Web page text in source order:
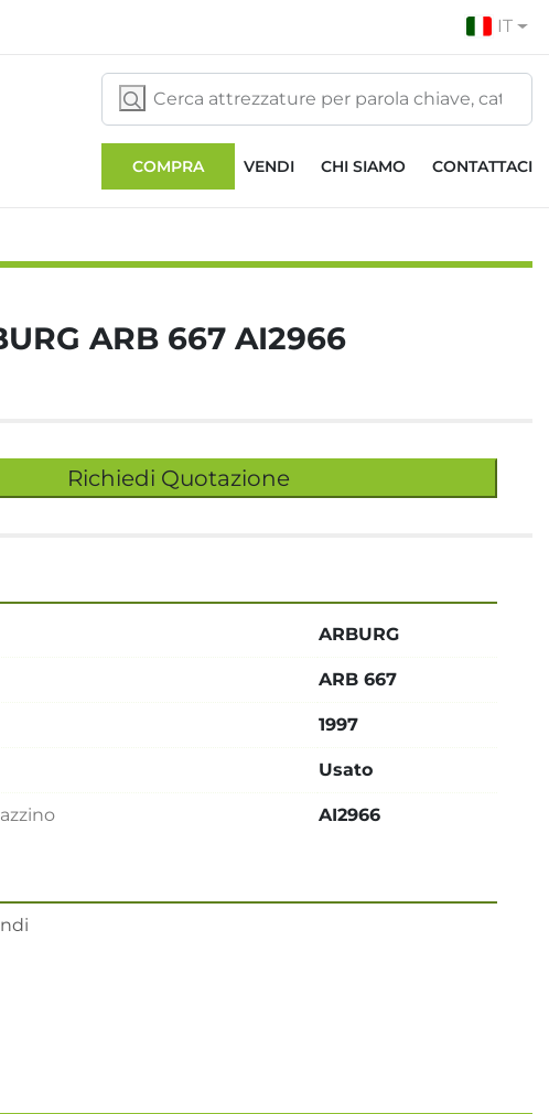
IT
COMPRA VENDI CHI SIAMO CONTATTACI
ARB 667 AI2966
Richiedi Quotazione
ARBURG
ARB 667
1997
Usato
AI2966